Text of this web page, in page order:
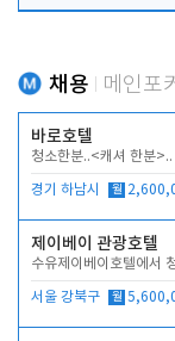
채용 메인포
바로호텔
청소한분..<캐셔 한분>..
경기 하남시 월
제이베이 관광호텔
수유제이베이호텔에서
서울 강북구 월